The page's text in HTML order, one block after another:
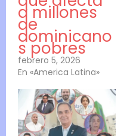
a millones
de
dominicano
s pobres
febrero 5, 2026
En «America Latina»